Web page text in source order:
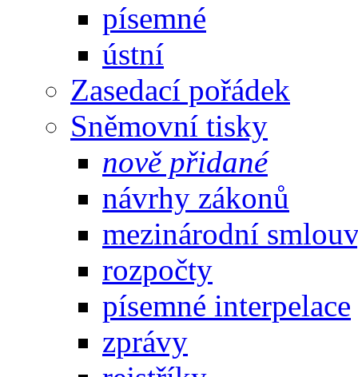
písemné
ústní
Zasedací pořádek
Sněmovní tisky
nově přidané
návrhy zákonů
mezinárodní
rozpočty
písemné interpelace
zprávy